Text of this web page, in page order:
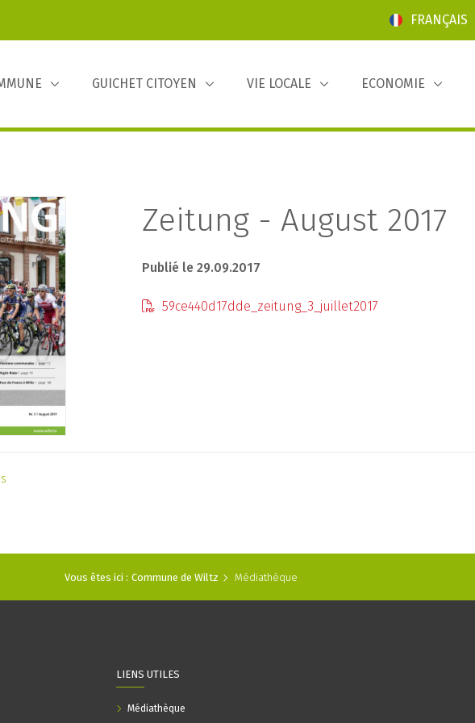
FRANÇAIS
GUICHET CITOYEN VIE LOCALE ECONOMIE
Zeitung - August 2017
Publié le 29.09.2017
59ce440d17dde_zeitung_3_juillet2017
Vous êtes ici : Commune de Wiltz Médiathèque
LIENS UTILES
Médiathèque